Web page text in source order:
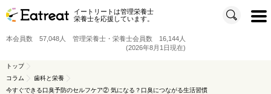
イートリートは管理栄養士
栄養士を応援しています。
t
o
本会員数 57,048人 管理栄養士・栄養士会員数 16,144人
(2026年8月1日現在)
トップ
コラム
歯科と栄養
今すぐできる口臭予防のセルフケア② 気になる？口臭につながる生活習慣